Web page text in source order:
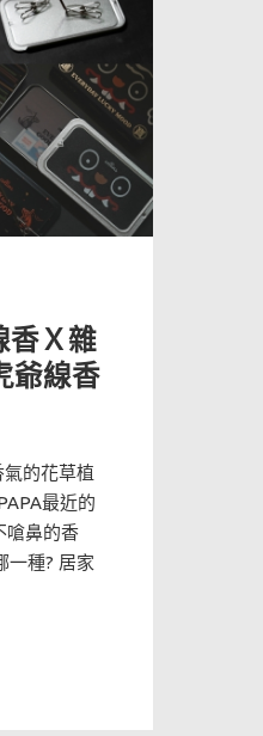
香Ｘ雜
爺線香
的花草植
最近的
嗆鼻的香
一種? 居家